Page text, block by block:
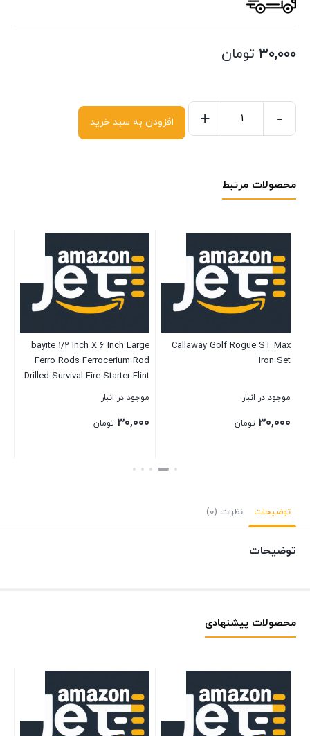
۳۰,۰۰۰ تومان
-
+ افزودن به سبد خرید
محصولات مرتبط
Callaway Golf Rogue ST Max
Iron Set
موجود در انبار
۳۰,۰۰۰ تومان
bayite 1/2 Inch X 6 Inch Large
Ferro Rods Ferrocerium Rod
Drilled Survival Fire Starter Flint
Steel with Toggle Lanyard Hole
موجود در انبار
۳۰,۰۰۰ تومان
بستن
توضیحات نظرات (0)
توضیحات
محصولات پیشنهادی